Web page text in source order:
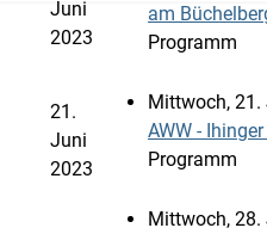
Juni
2023
am
Programm
21.
Juni
2023
Mittwoch, 21.
AWW -
Programm
Mittwoch, 28.